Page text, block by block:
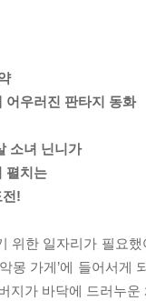
우러진 판타지 동화
소녀 닌니가
펼치는
전!
위한 일자리가 필요
몽 가게’에 들어서
지가 바닥에 드러누